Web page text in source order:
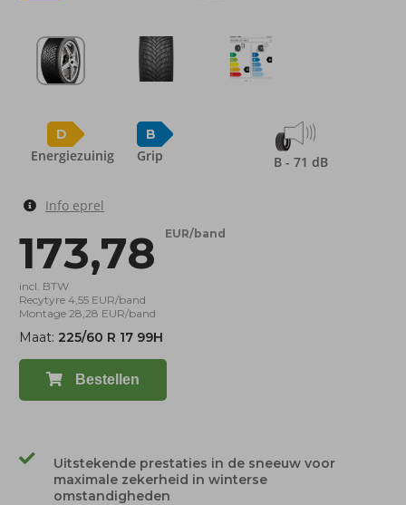
D
Energiezuinig
B
Grip B - 71 dB
Info eprel
173,78 EUR/band
incl. BTW
Recytyre 4,55 EUR/band
Montage 28,28 EUR/band
Maat: 225/60 R 17 99H
Bestellen
Uitstekende prestaties in de sneeuw voor
maximale zekerheid in winterse
omstandigheden